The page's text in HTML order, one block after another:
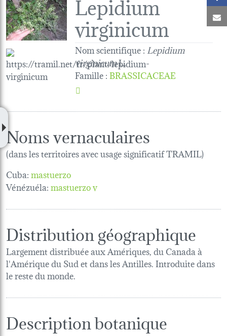
virginicum
Nom scientifique : Lepidium
virginicumL.
Famille:BRASSICACEAE
Noms vernaculaires
(dans les territoires avec usage significatif TRAMIL)
Cuba:mastuerzo
Vénézuéla:mastuerzo v
Distribution géographique
Largement distribuée aux Amériques, du Canada à
l'Amérique du Sud et dans les Antilles. Introduite dans
le reste du monde.
Description botanique